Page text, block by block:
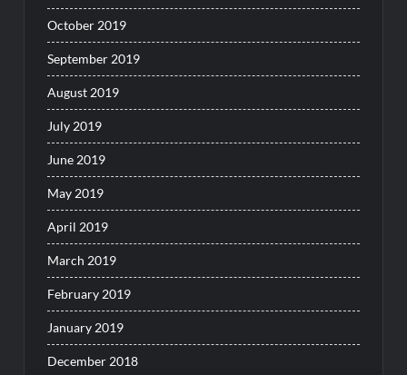
October 2019
September 2019
August 2019
July 2019
June 2019
May 2019
April 2019
March 2019
February 2019
January 2019
December 2018